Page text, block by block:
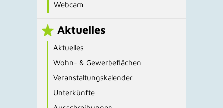
Webcam
Aktuelles
Aktuelles
Wohn- & Gewerbeflächen
Veranstaltungskalender
Unterkünfte